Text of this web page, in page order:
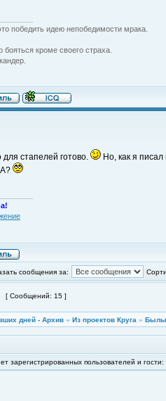
победить идею непобедимости мрака.
бояться кроме своего страха.
стапелей готово.
Но, как я
сообщения за:
[ Сообщений: 15 ]
дней - Архив » Из проектов Круга »
зарегистрированных пользователей и гости: